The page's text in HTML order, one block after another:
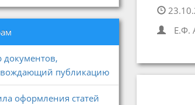
документов,
публикацию
оформления статей
Е.Ф.